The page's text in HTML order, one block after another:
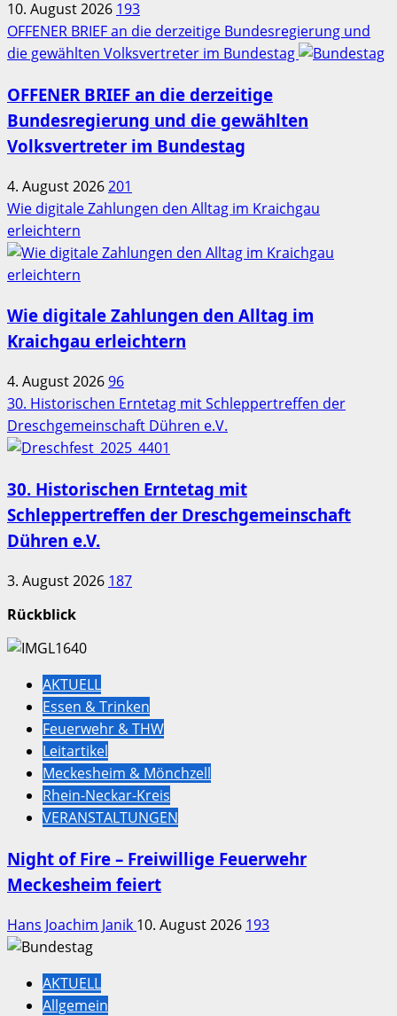
10. August 2026 193
OFFENER BRIEF an die derzeitige Bundesregierung und
die gewählten Volksvertreter im Bundestag
OFFENER BRIEF an die derzeitige
Bundesregierung und die gewählten
Volksvertreter im Bundestag
4. August 2026201
Wie digitale Zahlungen den Alltag im Kraichgau
erleichtern
Wie digitale Zahlungen den Alltag im
Kraichgau erleichtern
4. August 202696
30. Historischen Erntetag mit Schleppertreffen der
Dreschgemeinschaft Dühren e.V.
30. Historischen Erntetag mit
Schleppertreffen der Dreschgemeinschaft
Dühren e.V.
3. August 2026 187
Rückblick
AKTUELL
Essen & Trinken
Feuerwehr & THW
Leitartikel
Meckesheim & Mönchzell
Rhein-Neckar-Kreis
VERANSTALTUNGEN
Night of Fire – Freiwillige Feuerwehr
Meckesheim feiert
Hans Joachim Janik 10. August 2026 193
AKTUELL
Allgemein